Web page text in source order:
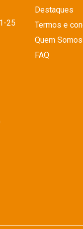
25
Destaques
Termos e
Quem Somos
FAQ